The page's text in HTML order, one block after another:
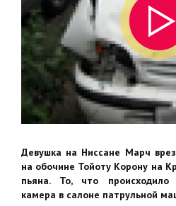
Девушка на Ниссане Марч
на обочине Тойоту Корону на
пьяна. То, что происходило
камера в салоне патрульной